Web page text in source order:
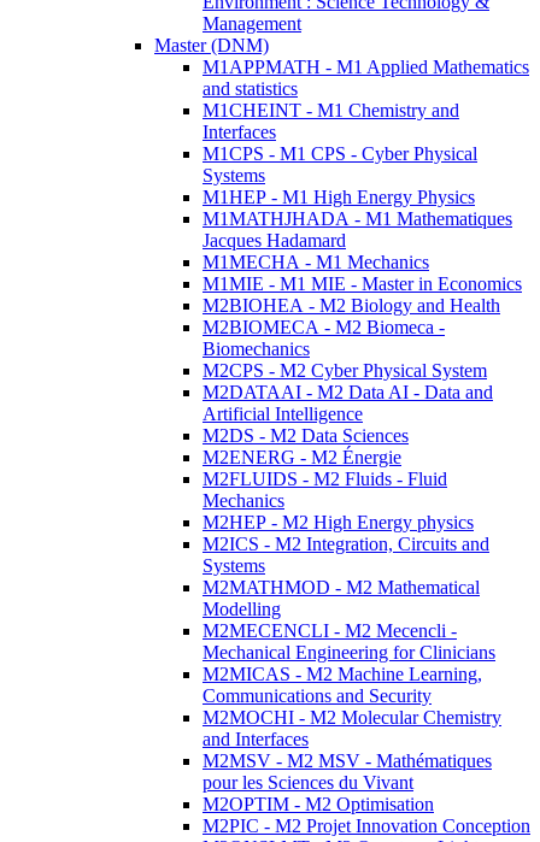
Management
Master (DNM)
M1APPMATH - M1 Applied Mathematics
and statistics
M1CHEINT - M1 Chemistry and
Interfaces
M1CPS - M1 CPS - Cyber Physical
Systems
M1HEP - M1 High Energy Physics
M1MATHJHADA - M1 Mathematiques
Jacques Hadamard
M1MECHA - M1 Mechanics
M1MIE - M1 MIE - Master in Economics
M2BIOHEA - M2 Biology and Health
M2BIOMECA - M2 Biomeca -
Biomechanics
M2CPS - M2 Cyber Physical System
M2DATAAI - M2 Data AI - Data and
Artificial Intelligence
M2DS - M2 Data Sciences
M2ENERG - M2 Énergie
M2FLUIDS - M2 Fluids - Fluid
Mechanics
M2HEP - M2 High Energy physics
M2ICS - M2 Integration, Circuits and
Systems
M2MATHMOD - M2 Mathematical
Modelling
M2MECENCLI - M2 Mecencli -
Mechanical Engineering for Clinicians
M2MICAS - M2 Machine Learning,
Communications and Security
M2MOCHI - M2 Molecular Chemistry
and Interfaces
M2MSV - M2 MSV - Mathématiques
pour les Sciences du Vivant
M2OPTIM - M2 Optimisation
M2PIC - M2 Projet Innovation Conception